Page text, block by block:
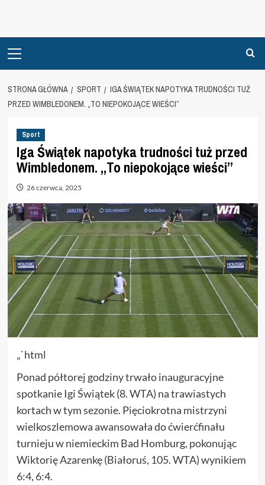
Menu
STRONA GŁÓWNA SPORT
IGA ŚWIĄTEK NAPOTYKA TRUDNOŚCI TUŻ
PRZED WIMBLEDONEM. „TO NIEPOKOJĄCE WIEŚCI”
Sport
Iga Świątek napotyka trudności tuż przed
Wimbledonem. „To niepokojące wieści”
26 czerwca, 2025
„`html
Ponad półtorej godziny trwało inauguracyjne
spotkanie Igi Świątek (8. WTA) na trawiastych
kortach w tym sezonie. Pięciokrotna mistrzyni
wielkoszlemowa awansowała do ćwierćfinału
turnieju w niemieckim Bad Homburg, pokonując
Wiktorię Azarenkę (Białoruś, 105. WTA) wynikiem
6:4, 6:4.